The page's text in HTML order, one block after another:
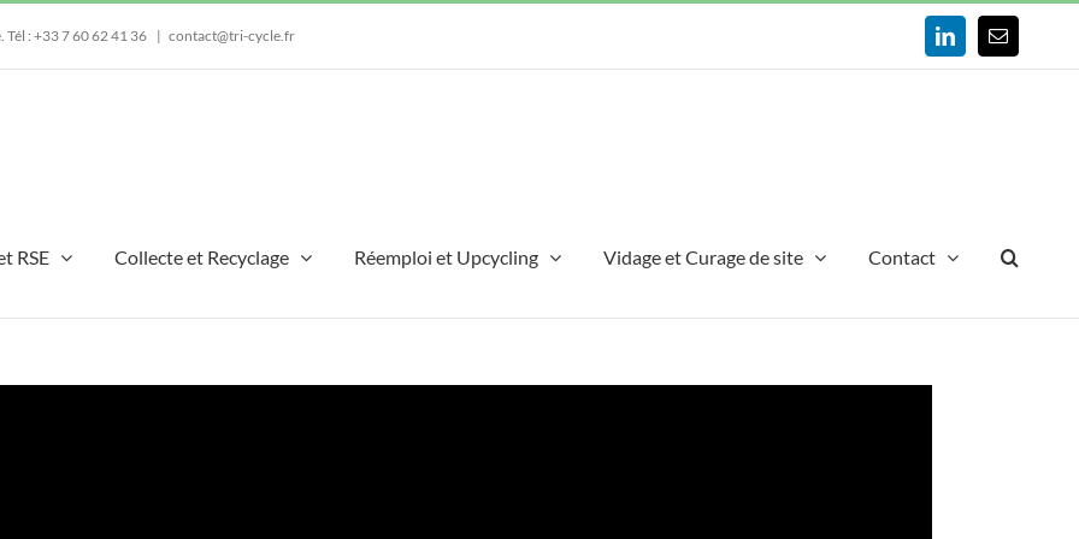
Tél : +33 7 60 62 41 36 | contact@tri-cycle.fr LinkedInEmail
RSE Collecte et Recyclage Réemploi et Upcycling Vidage et Curage de site Contact